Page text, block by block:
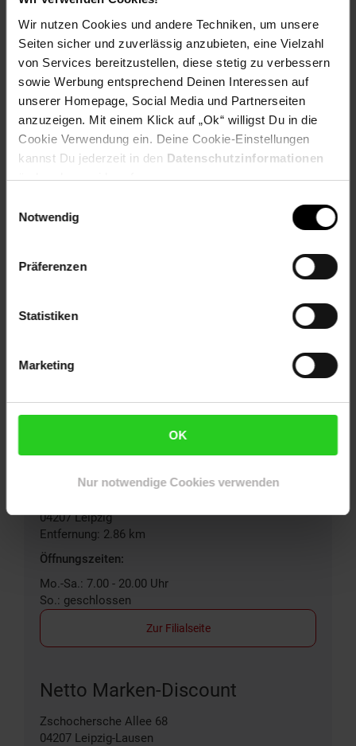
Wir nutzen Cookies und andere Techniken, um unsere
Seiten sicher und zuverlässig anzubieten, eine Vielzahl
von Services bereitzustellen, diese stetig zu verbessern
sowie Werbung entsprechend Deinen Interessen auf
unserer Homepage, Social Media und Partnerseiten
anzuzeigen. Mit einem Klick auf „Ok“ willigst Du in die
Cookie Verwendung ein. Deine Cookie-Einstellungen
kannst Du jederzeit in den Datenschutzinformationen
ändern bzw. widerrufen.
Notwendig
Präferenzen
Statistiken
Marketing
OK
Nur notwendige Cookies verwenden
Zum Prospekt
Filialen in der Nähe
Entfernung: 0.62 km
Mo.-Sa.: 7.00 - 20.00 Uhr
04207 Leipzig
Entfernung: 2.86 km
Öffnungszeiten:
Mo.-Sa.: 7.00 - 20.00 Uhr
So.: geschlossen
Zur Filialseite
Netto Marken-Discount
Zschochersche Allee 68
04207 Leipzig-Lausen